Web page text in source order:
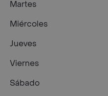
Martes
Miércoles
Jueves
Viernes
Sábado